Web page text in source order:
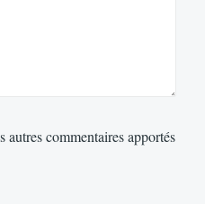
commentaires apportés